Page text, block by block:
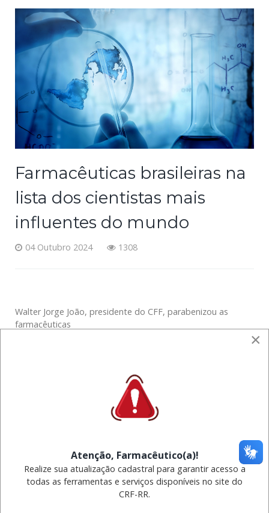
Farmacêuticas brasileiras na
lista dos cientistas mais
influentes do mundo
04 Outubro 2024 1308
Walter Jorge João, presidente do CFF, parabenizou as
farmacêuticas
×
Atenção, Farmacêutico(a)!
Realize sua atualização cadastral para garantir acesso a
todas as ferramentas e serviços disponíveis no site do
CRF-RR.